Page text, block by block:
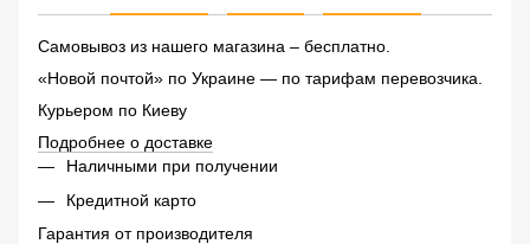
Самовывоз из нашего магазина – бесплатно.
«Новой почтой» по Украине — по тарифам перевозчика.
Курьером по Киеву
Подробнее о доставке
Наличными при получении
Кредитной карто
Гарантия от производителя